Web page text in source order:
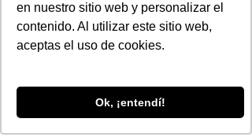
en nuestro sitio web y personalizar el
contenido. Al utilizar este sitio web,
aceptas el uso de cookies.
Ok, ¡entendí!
Para nosotros es importante y muy
valiosa tu opinión sobre este blog !
Déjanos saber cual es y sabremos
Visitenos en
http//www.rampapublicidad.com
Siguenos en